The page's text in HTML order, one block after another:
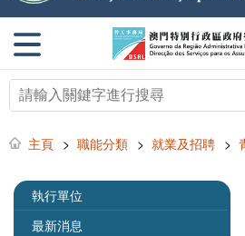
主頁 > 職能分類 > 就業及招聘 >
執行單位
最新消息